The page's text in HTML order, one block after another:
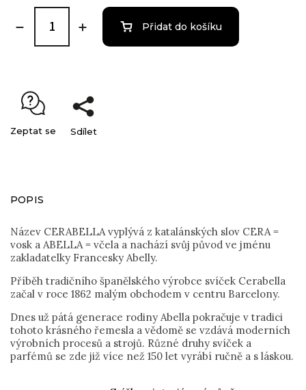
Přidat do košíku
Zeptat se Sdílet
POPIS
Název CERABELLA vyplývá z katalánských slov CERA =
vosk a ABELLA = včela a nachází svůj původ ve jménu
zakladatelky Francesky Abelly.
Příběh tradičního španělského výrobce svíček Cerabella
začal v roce 1862 malým obchodem v centru Barcelony.
Dnes už pátá generace rodiny Abella pokračuje v tradici
tohoto krásného řemesla a vědomě se vzdává moderních
výrobních procesů a strojů. Různé druhy svíček a
parfémů se zde již více než 150 let vyrábí ručně a s láskou.